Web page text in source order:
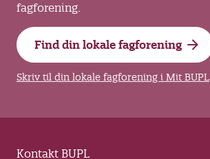
fagforening.
Find din lokale fagforening
Skriv til din lokale fagforening i Mit BUPL
Kontakt BUPL